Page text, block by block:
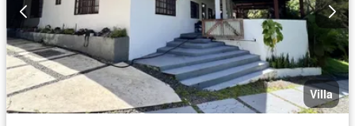
Villa